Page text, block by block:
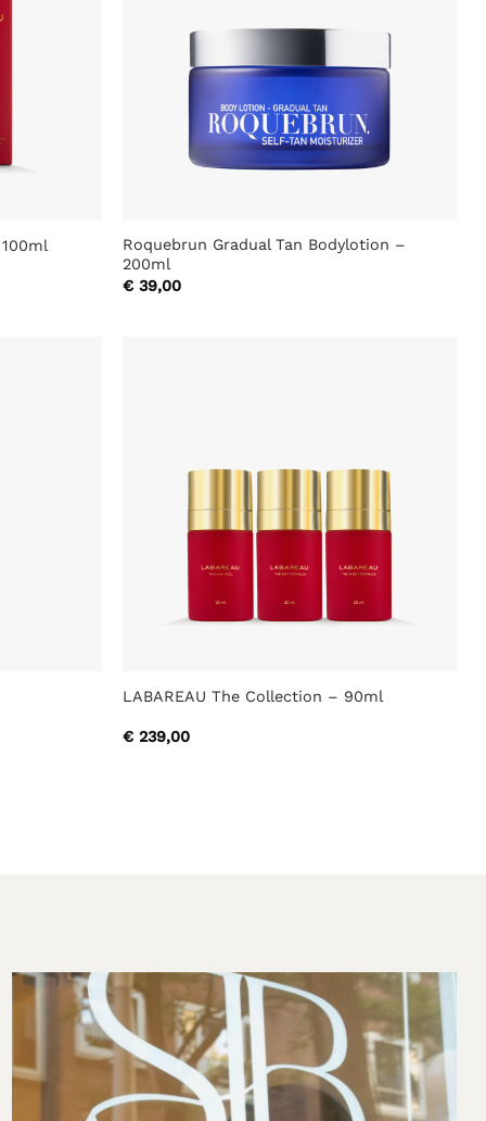
Roquebrun Gradual Tan Bodylotion –
200ml
€ 39,00
LABAREAU The Collection – 90ml
€ 239,00